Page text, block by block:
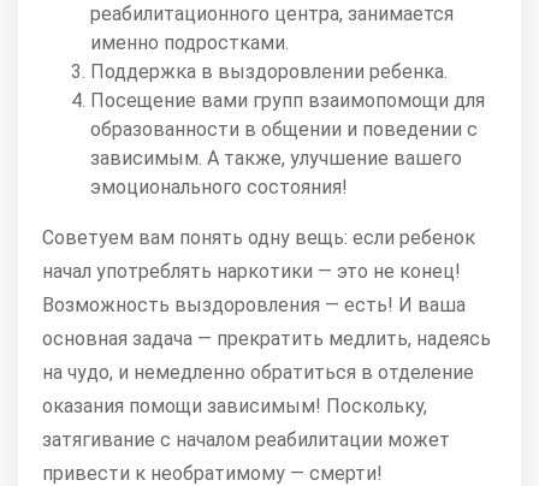
реабилитационного центра, занимается
именно подростками.
Поддержка в выздоровлении ребенка.
Посещение вами групп взаимопомощи для
образованности в общении и поведении с
зависимым. А также, улучшение вашего
эмоционального состояния!
Советуем вам понять одну вещь: если ребенок
начал употреблять наркотики — это не конец!
Возможность выздоровления — есть! И ваша
основная задача — прекратить медлить, надеясь
на чудо, и немедленно обратиться в отделение
оказания помощи зависимым! Поскольку,
затягивание с началом реабилитации может
привести к необратимому — смерти!